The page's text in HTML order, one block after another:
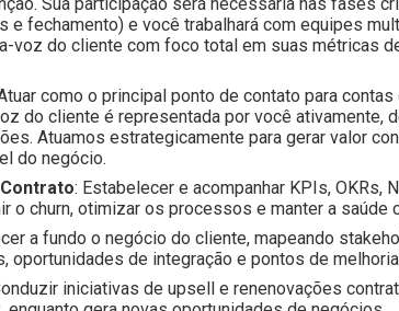
e fechamento) e você trabalhará com equipes
voz do cliente com foco total em suas métricas
como o principal ponto de contato para
do cliente é representada por você ativamente,
Atuamos estrategicamente para gerar valor
do negócio.
: Estabelecer e acompanhar KPIs, OKRs,
o churn, otimizar os processos e manter a saúde
a fundo o negócio do cliente, mapeando
oportunidades de integração e pontos de
iniciativas de upsell e renenovações